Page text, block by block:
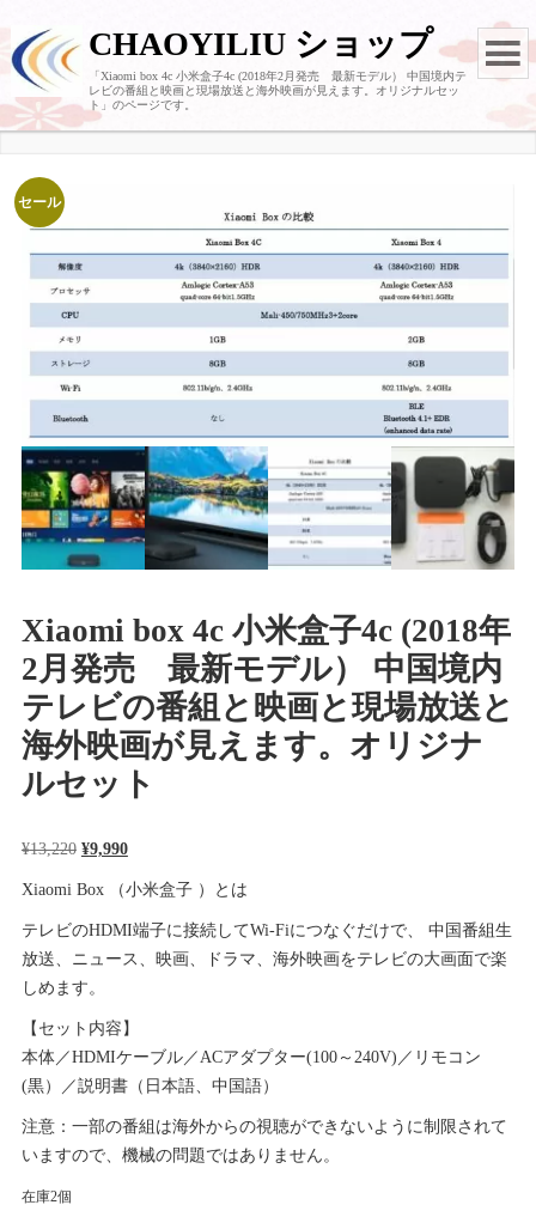
CHAOYILIU ショップ
「Xiaomi box 4c 小米盒子4c (2018年2月発売 最新モデル） 中国境内テ
レビの番組と映画と現場放送と海外映画が見えます。オリジナルセッ
ト」のページです。
セール
Xiaomi box 4c 小米盒子4c (2018年
2月発売 最新モデル） 中国境内
テレビの番組と映画と現場放送と
海外映画が見えます。オリジナ
ルセット
¥13,220 元
格
は
¥13,220
で
し
た。
¥9,990現
在
価
格
¥9,990
す。
Xiaomi Box （小米盒子 ）とは
テレビのHDMI端子に接続してWi-Fiにつなぐだけで、 中国番組生
放送、ニュース、映画、ドラマ、海外映画をテレビの大画面で楽
しめます。
【セット内容】
本体／HDMIケーブル／ACアダプター(100～240V)／リモコン
(黒）／説明書（日本語、中国語）
注意：一部の番組は海外からの視聴ができないように制限されて
いますので、機械の問題ではありません。
在庫2個